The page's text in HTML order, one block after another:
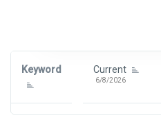
Keyword Current
6/8/2026